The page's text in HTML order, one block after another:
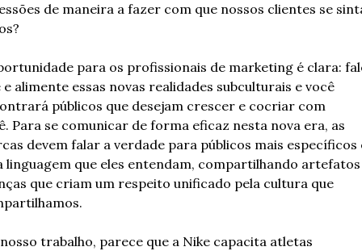
de maneira a fazer com que nossos clientes se
para os profissionais de marketing é clara:
alimente essas novas realidades subculturais e você
públicos que desejam crescer e cocriar com
Para se comunicar de forma eficaz nesta nova era, as
devem falar a verdade para públicos mais específicos
linguagem que eles entendam, compartilhando artefatos
que criam um respeito unificado pela cultura que
trabalho, parece que a Nike capacita atletas